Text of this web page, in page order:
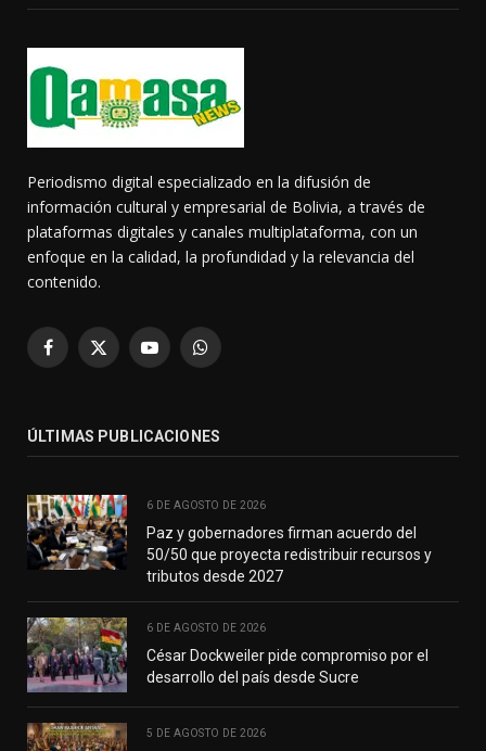
Periodismo digital especializado en la difusión de
información cultural y empresarial de Bolivia, a través de
plataformas digitales y canales multiplataforma, con un
enfoque en la calidad, la profundidad y la relevancia del
contenido.
Facebook
X
YouTubeWhatsApp
ÚLTIMAS PUBLICACIONES
6 DE AGOSTO DE 2026
Paz y gobernadores firman acuerdo del
50/50 que proyecta redistribuir recursos y
tributos desde 2027
6 DE AGOSTO DE 2026
César Dockweiler pide compromiso por el
desarrollo del país desde Sucre
5 DE AGOSTO DE 2026